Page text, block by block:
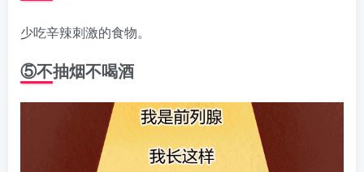
少吃辛辣刺激的食物。
⑤不抽烟不喝酒